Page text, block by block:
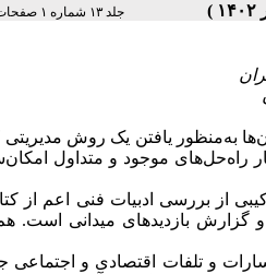
جلد ۱۳ شماره ۱ صفحات ۱۱۳-۹۳
به‌منظور یافتن یک روش مدیریتی
راه‌حل‌های موجود و متداول
از بررسی ادبیات فنی اعم از
و گزارش بازدیدهای میدانی است.
و تلفات اقتصادی و اجتماعی